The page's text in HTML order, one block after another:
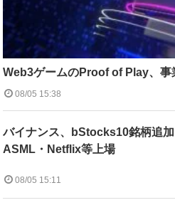
Web3ゲームのProof of Play、
08/05 15:38
バイナンス、bStocks10銘柄追
ASML・Netflix等上場
08/05 15:11